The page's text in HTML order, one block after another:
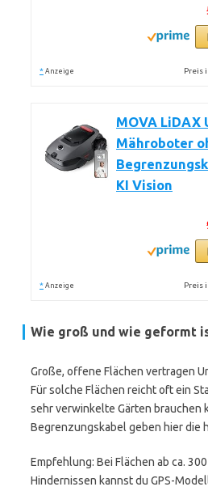
* Anzeige Preis
MOVA LiDAX
Mähroboter
KI Vision
* Anzeige Preis
Wie groß und wie geformt
Große, offene Flächen vertragen
Für solche Flächen reicht oft ein
sehr verwinkelte Gärten brauchen
Begrenzungskabel geben hier die
Empfehlung: Bei Flächen ab ca.
Hindernissen kannst du GPS-